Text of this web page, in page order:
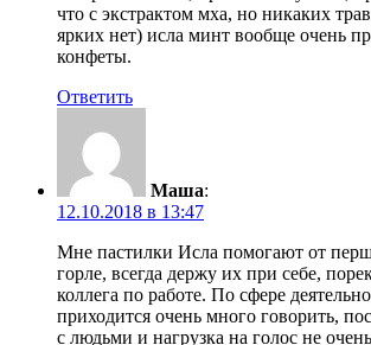
что с экстрактом мха, но никаких
ярких нет) исла минт вообще очень
конфеты.
Ответить
Маша:
12.10.2018 в 13:47
Мне пастилки Исла помогают от
горле, всегда держу их при себе,
коллега по работе. По сфере
приходится очень много говорить,
с людьми и нагрузка на голос не